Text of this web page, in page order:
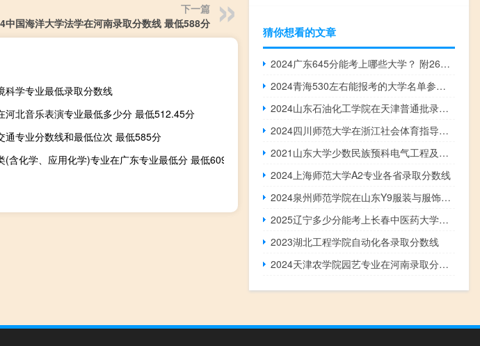
下一篇
中国海洋大学法学在河南录取分数线 最低588分
科学专业最低录取分数线
河北音乐表演专业最低多少分 最低512.45分
通专业分数线和最低位次 最低585分
(含化学、应用化学)专业在广东专业最低分 最低609
猜你想看的文章
2024广东645分能考上哪些大学？ 附26所能报考大学名单
2024青海530左右能报考的大学名单参考志愿20所大学
2024山东石油化工学院在天津普通批录取分数线 最低515.103分
2024四川师范大学在浙江社会体育指导与管理专业最低录取多少分
2021山东大学少数民族预科电气工程及其自动化预科录取分数线(含2022-2024历年分数和录取人数)
2024上海师范大学A2专业各省录取分数线
2024泉州师范学院在山东Y9服装与服饰设计专业最低录取分数线 最低495.25分
2025辽宁多少分能考上长春中医药大学中外合作办学专业 2024最低455分
2023湖北工程学院自动化各录取分数线
2024天津农学院园艺专业在河南录取分数线